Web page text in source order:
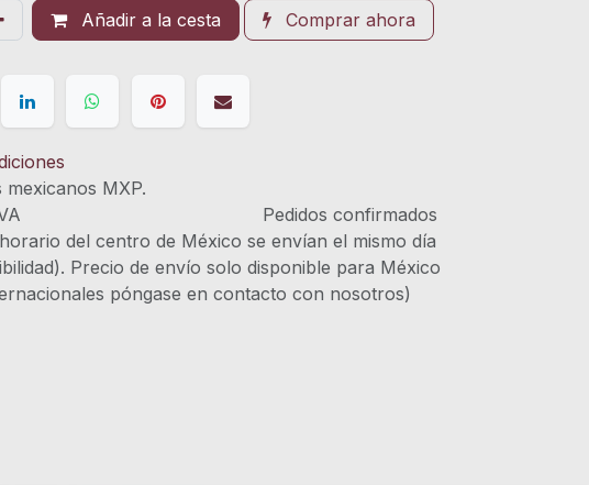
Añadir a la cesta Comprar ahora
MXP.
IVA Pedidos confirmados
del centro de México se envían el mismo día
Precio de envío solo disponible para México
póngase en contacto con nosotros)